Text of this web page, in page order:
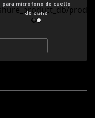
para micrófono de cuello
de cisne